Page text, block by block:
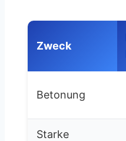
Zweck
Betonung
Starke